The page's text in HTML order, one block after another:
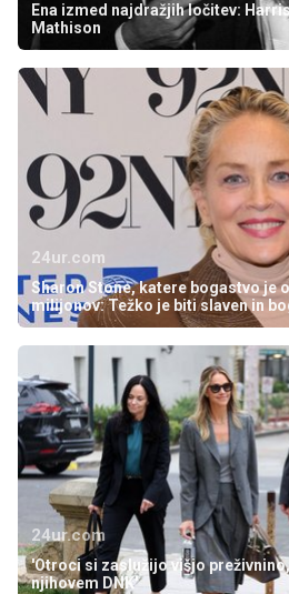
Ena izmed najdražjih ločitev:
Mathison
24ur.com
Sharon Stone, katere bogastvo je
milijonov: Težko je biti slaven in
24ur.com
'Otroci si zaslužijo višjo
njihovem DNK'